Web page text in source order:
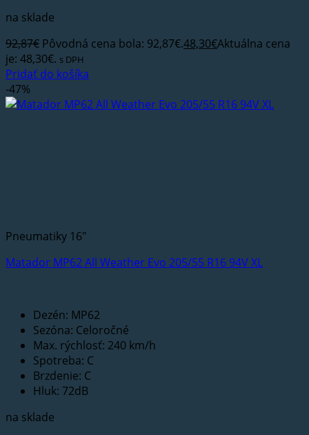
na sklade
92,87€ Pôvodná cena bola: 92,87€.48,30€Aktuálna cena
je: 48,30€. s DPH
Pridať do košíka
-47%
Pneumatiky 16"
Matador MP62 All Weather Evo 205/55 R16 94V XL
Dezén: MP62
Sezóna: Celoročné
Max. rýchlosť: 240 km/h
Spotreba: C
Brzdenie: C
Hluk: 72dB
na sklade